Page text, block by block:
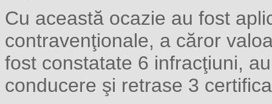
Cu această ocazie au fost
contravenţionale, a căror
fost constatate 6 infracţiuni,
conducere şi retrase 3